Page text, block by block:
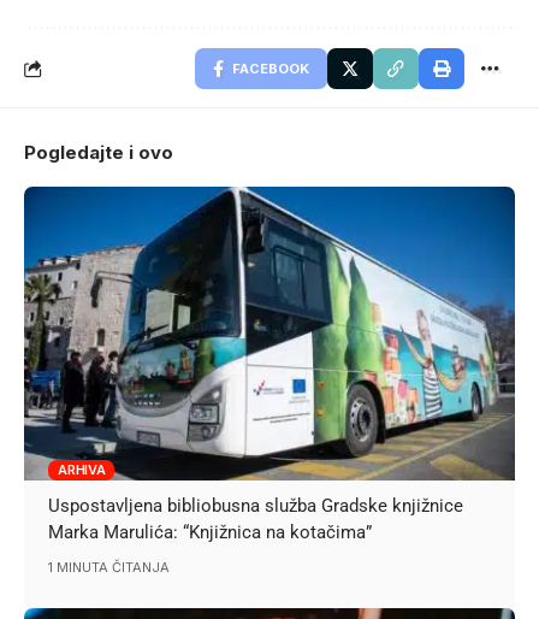
FACEBOOK
Pogledajte i ovo
ARHIVA
Uspostavljena bibliobusna služba Gradske knjižnice
Marka Marulića: “Knjižnica na kotačima”
1 MINUTA ČITANJA